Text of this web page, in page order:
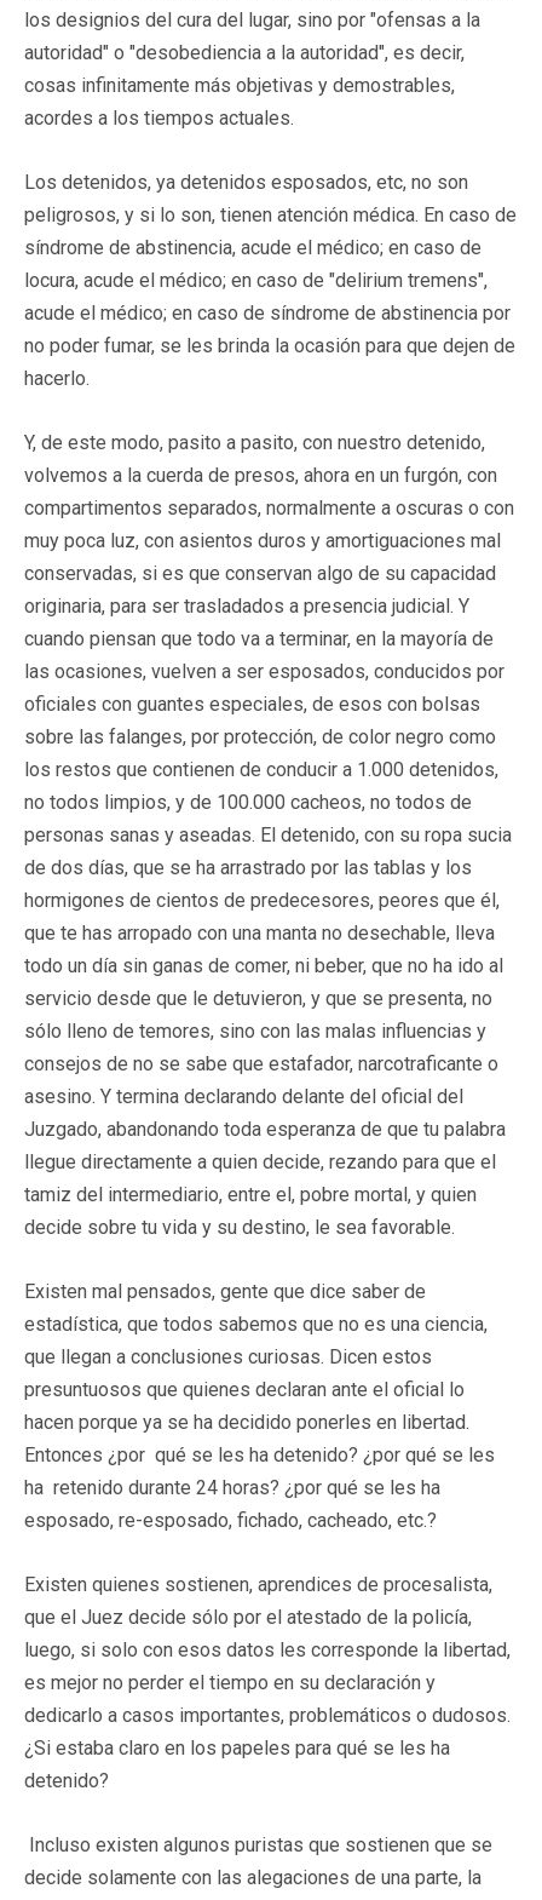
los designios del cura del lugar, sino por "ofensas a la
autoridad" o "desobediencia a la autoridad", es decir,
cosas infinitamente más objetivas y demostrables,
acordes a los tiempos actuales.
Los detenidos, ya detenidos esposados, etc, no son
peligrosos, y si lo son, tienen atención médica. En caso de
síndrome de abstinencia, acude el médico; en caso de
locura, acude el médico; en caso de "delirium tremens",
acude el médico; en caso de síndrome de abstinencia por
no poder fumar, se les brinda la ocasión para que dejen de
hacerlo.
Y, de este modo, pasito a pasito, con nuestro detenido,
volvemos a la cuerda de presos, ahora en un furgón, con
compartimentos separados, normalmente a oscuras o con
muy poca luz, con asientos duros y amortiguaciones mal
conservadas, si es que conservan algo de su capacidad
originaria, para ser trasladados a presencia judicial. Y
cuando piensan que todo va a terminar, en la mayoría de
las ocasiones, vuelven a ser esposados, conducidos por
oficiales con guantes especiales, de esos con bolsas
sobre las falanges, por protección, de color negro como
los restos que contienen de conducir a 1.000 detenidos,
no todos limpios, y de 100.000 cacheos, no todos de
personas sanas y aseadas. El detenido, con su ropa sucia
de dos días, que se ha arrastrado por las tablas y los
hormigones de cientos de predecesores, peores que él,
que te has arropado con una manta no desechable, lleva
todo un día sin ganas de comer, ni beber, que no ha ido al
servicio desde que le detuvieron, y que se presenta, no
sólo lleno de temores, sino con las malas influencias y
consejos de no se sabe que estafador, narcotraficante o
asesino. Y termina declarando delante del oficial del
Juzgado, abandonando toda esperanza de que tu palabra
llegue directamente a quien decide, rezando para que el
tamiz del intermediario, entre el, pobre mortal, y quien
decide sobre tu vida y su destino, le sea favorable.
Existen mal pensados, gente que dice saber de
estadística, que todos sabemos que no es una ciencia,
que llegan a conclusiones curiosas. Dicen estos
presuntuosos que quienes declaran ante el oficial lo
hacen porque ya se ha decidido ponerles en libertad.
Entonces ¿por qué se les ha detenido? ¿por qué se les
ha retenido durante 24 horas? ¿por qué se les ha
esposado, re-esposado, fichado, cacheado, etc.?
Existen quienes sostienen, aprendices de procesalista,
que el Juez decide sólo por el atestado de la policía,
luego, si solo con esos datos les corresponde la libertad,
es mejor no perder el tiempo en su declaración y
dedicarlo a casos importantes, problemáticos o dudosos.
¿Si estaba claro en los papeles para qué se les ha
detenido?
Incluso existen algunos puristas que sostienen que se
decide solamente con las alegaciones de una parte, la